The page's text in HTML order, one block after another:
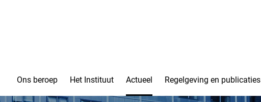
Ons beroep Het Instituut Actueel Regelgeving en publicaties